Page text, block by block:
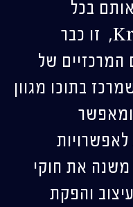
בכל
סיטואציה שתרצו? עם Krea, זו כבר
המרכזיים של
בתוכו מגוון
משנה את חוקי
והפקת